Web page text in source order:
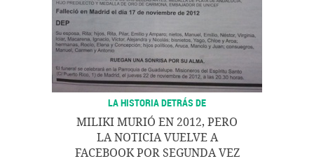
LA HISTORIA DETRÁS DE
MILIKI MURIÓ EN 2012, PERO
LA NOTICIA VUELVE A
FACEBOOK POR SEGUNDA VEZ